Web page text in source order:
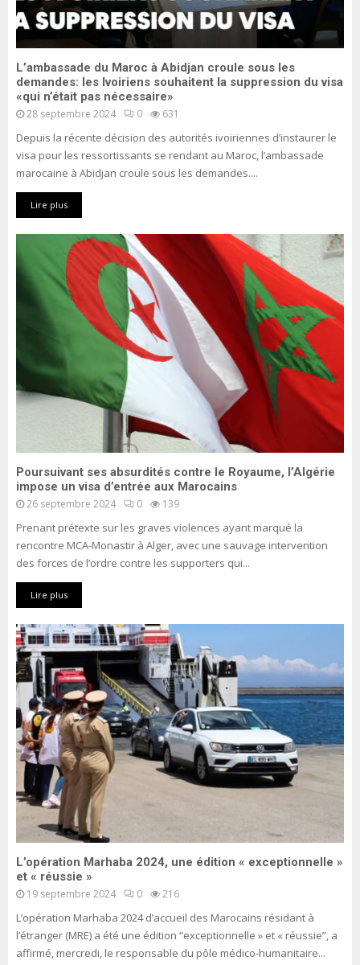
L’ambassade du Maroc à Abidjan croule sous les
demandes: les Ivoiriens souhaitent la suppression du visa
«qui n’était pas nécessaire»
28 septembre 2024 0 631
Depuis la récente décision des autorités ivoiriennes d’instaurer le
visa pour les ressortissants se rendant au Maroc, l’ambassade
marocaine à Abidjan croule sous les demandes....
Lire plus
Poursuivant ses absurdités contre le Royaume, l’Algérie
impose un visa d’entrée aux Marocains
26 septembre 2024 0 139
Prenant prétexte sur les graves violences ayant marqué la
rencontre MCA-Monastir à Alger, avec une sauvage intervention
des forces de l’ordre contre les supporters qui...
Lire plus
L’opération Marhaba 2024, une édition « exceptionnelle »
et « réussie »
19 septembre 2024 0 216
L’opération Marhaba 2024 d’accueil des Marocains résidant à
l’étranger (MRE) a été une édition “exceptionnelle » et « réussie”, a
affirmé, mercredi, le responsable du pôle médico-humanitaire...